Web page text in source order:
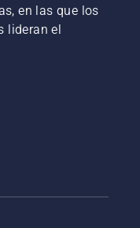
en las que los
lideran el